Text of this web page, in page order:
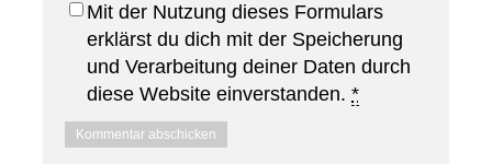
Mit der Nutzung dieses Formulars
erklärst du dich mit der Speicherung
und Verarbeitung deiner Daten durch
diese Website einverstanden. *